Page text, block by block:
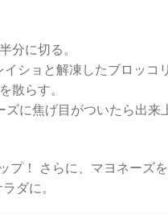
分に切る。
ショと解凍したブロッコ
散らす。
に焦げ目がついたら出来
プ！ さらに、マヨネーズ
ダに。